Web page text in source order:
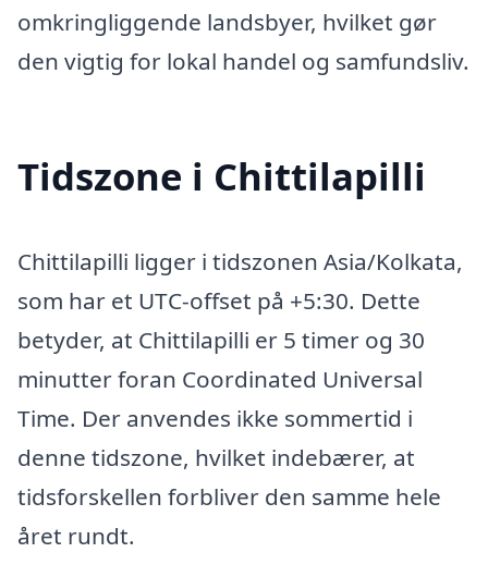
omkringliggende landsbyer, hvilket gør
den vigtig for lokal handel og samfundsliv.
Tidszone i Chittilapilli
Chittilapilli ligger i tidszonen Asia/Kolkata,
som har et UTC-offset på +5:30. Dette
betyder, at Chittilapilli er 5 timer og 30
minutter foran Coordinated Universal
Time. Der anvendes ikke sommertid i
denne tidszone, hvilket indebærer, at
tidsforskellen forbliver den samme hele
året rundt.